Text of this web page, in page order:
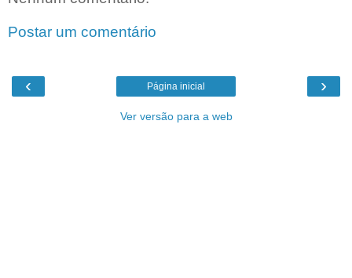
Postar um comentário
‹ ›
Página inicial
Ver versão para a web